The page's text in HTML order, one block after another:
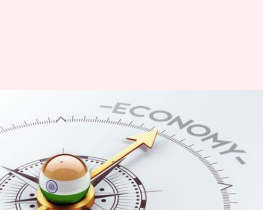
इंग्लैंड और फ्रांस को पछाड़कर दुनिया
की पांचवीं सबसे बड़ी अर्थव्यवस्था
प्रमोद कुमार Feb 18, 2020 10:41 am
क्या है खबर?